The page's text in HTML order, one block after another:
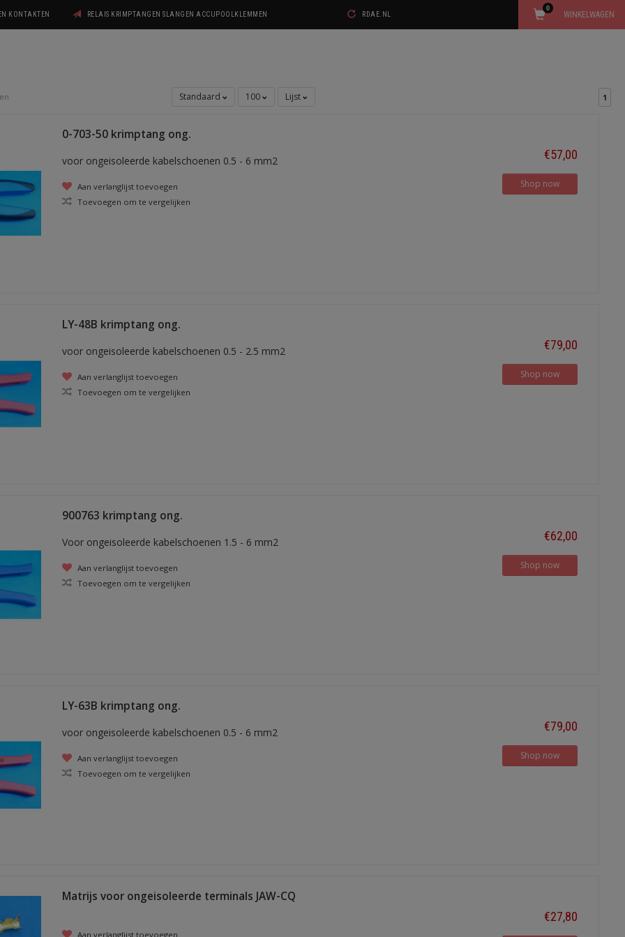
KONTAKTEN RELAIS KRIMPTANGEN SLANGEN ACCUPOOLKLEMMEN RDAE.NL WINKELWAGEN
0
Standaard 100 Lijst 1
0-703-50 krimptang ong.
voor ongeisoleerde kabelschoenen 0.5 - 6 mm2
Aan verlanglijst toevoegen
Toevoegen om te vergelijken
€57,00
Shop now
LY-48B krimptang ong.
voor ongeisoleerde kabelschoenen 0.5 - 2.5 mm2
Aan verlanglijst toevoegen
Toevoegen om te vergelijken
€79,00
Shop now
900763 krimptang ong.
Voor ongeisoleerde kabelschoenen 1.5 - 6 mm2
Aan verlanglijst toevoegen
Toevoegen om te vergelijken
€62,00
Shop now
LY-63B krimptang ong.
voor ongeisoleerde kabelschoenen 0.5 - 6 mm2
Aan verlanglijst toevoegen
Toevoegen om te vergelijken
€79,00
Shop now
Matrijs voor ongeisoleerde terminals JAW-CQ
Aan verlanglijst toevoegen
€27,80